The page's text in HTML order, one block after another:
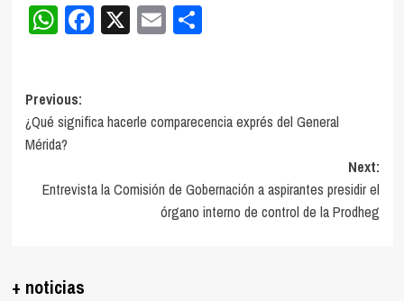
WhatsApp
Facebook
X EmailCompartir
Post
navigation
Previous:
¿Qué significa hacerle comparecencia exprés del General
Mérida?
Next:
Entrevista la Comisión de Gobernación a aspirantes presidir el
órgano interno de control de la Prodheg
+ noticias